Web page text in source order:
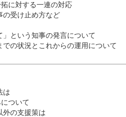
に対する一連の対応
受け止め方など
という知事の発言について
の状況とこれからの運用について
は
ついて
の支援策は